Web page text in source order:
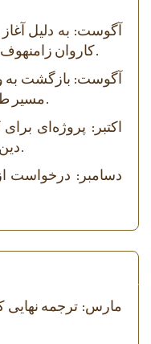
کاروان زامنهوف در کلن متوقف شد.
مسیر طولانی و پر پیچ و خم.
دین بی‌طرف و انسانی.
دسامبر: درخواست